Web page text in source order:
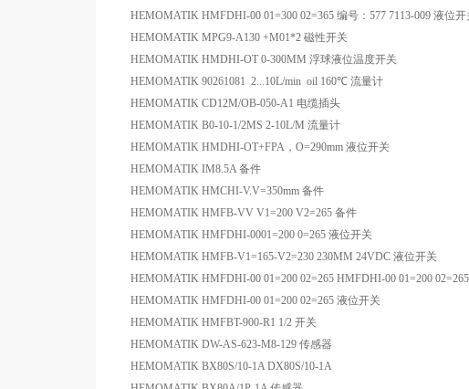
HEMOMATIK HMFDHI-00 01=300 02=365 编号：577 7113-009 液位开
HEMOMATIK MPG9-A130 +M01*2 磁性开关
HEMOMATIK HMDHI-OT 0-300MM 浮球液位温度开关
HEMOMATIK 90261081 2...10L/min oil 160℃ 流量计
HEMOMATIK CD12M/OB-050-A1 电缆插头
HEMOMATIK B0-10-1/2MS 2-10L/M 流量计
HEMOMATIK HMDHI-OT+FPA，O=290mm 液位开关
HEMOMATIK IM8.5A 备件
HEMOMATIK HMCHI-V.V=350mm 备件
HEMOMATIK HMFB-VV V1=200 V2=265 备件
HEMOMATIK HMFDHI-0001=200 0=265 液位开关
HEMOMATIK HMFB-V1=165-V2=230 230MM 24VDC 液位开关
HEMOMATIK HMFDHI-00 01=200 02=265 HMFDHI-00 01=200 02=265
HEMOMATIK HMFDHI-00 01=200 02=265 液位开关
HEMOMATIK HMFBT-900-R1 1/2 开关
HEMOMATIK DW-AS-623-M8-129 传感器
HEMOMATIK BX80S/10-1A DX80S/10-1A